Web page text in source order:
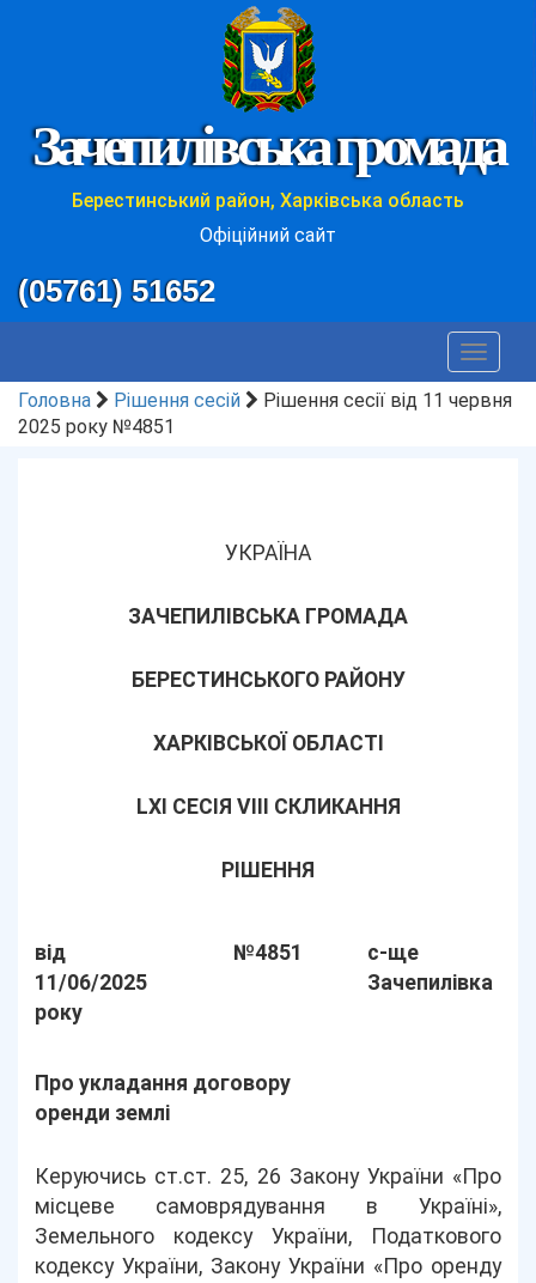
Зачепилівська громада
Берестинський район, Харківська область
Офіційний сайт
(05761) 51652
Toggle
Головна
Рішення сесій
Рішення сесії від 11 червня
2025 року №4851
УКРАЇНА
ЗАЧЕПИЛІВСЬКА ГРОМАДА
БЕРЕСТИНСЬКОГО РАЙОНУ
ХАРКІВСЬКОЇ ОБЛАСТІ
LХІ СЕСІЯ VIII СКЛИКАННЯ
РІШЕННЯ
від
11/06/2025
року
№4851
с-ще
Зачепилівка
Про укладання договору
оренди землі
Керуючись ст.ст. 25, 26 Закону України «Про
місцеве самоврядування в Україні»,
Земельного кодексу України, Податкового
кодексу України, Закону України «Про оренду